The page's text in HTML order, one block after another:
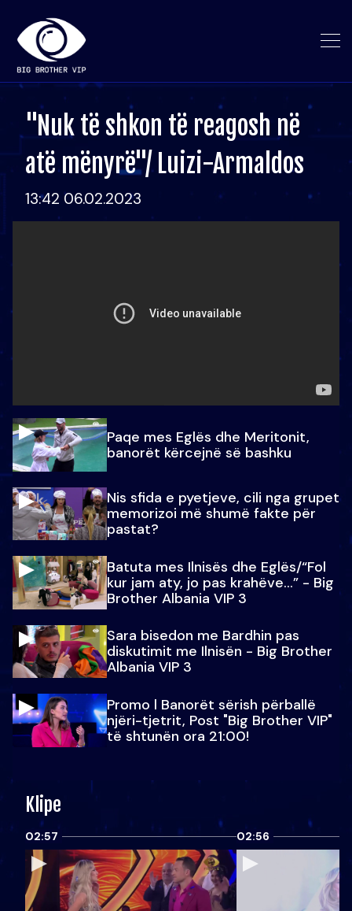
"Nuk të shkon të reagosh në
atë mënyrë"/ Luizi-Armaldos
13:42 06.02.2023
Paqe mes Eglës dhe Meritonit,
banorët kërcejnë së bashku
Nis sfida e pyetjeve, cili nga grupet
memorizoi më shumë fakte për
pastat?
Batuta mes Ilnisës dhe Eglës/“Fol
kur jam aty, jo pas krahëve…” - Big
Brother Albania VIP 3
Sara bisedon me Bardhin pas
diskutimit me Ilnisën - Big Brother
Albania VIP 3
Promo l Banorët sërish përballë
njëri-tjetrit, Post "Big Brother VIP"
të shtunën ora 21:00!
Klipe
02:57 02:56